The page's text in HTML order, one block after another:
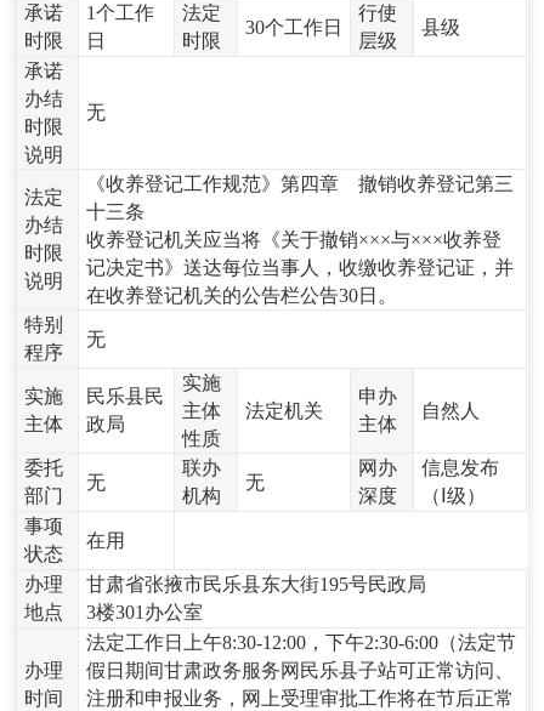
承诺
时限
1个工作
日
法定
时限
30个工作日
行使
层级
县级
承诺
办结
时限
说明
无
法定
办结
时限
说明
《收养登记工作规范》第四章 撤销收养登记第三
十三条
收养登记机关应当将《关于撤销×××与×××收养登
记决定书》送达每位当事人，收缴收养登记证，并
在收养登记机关的公告栏公告30日。
特别
程序
无
实施
主体
民乐县民
政局
实施
主体
性质
法定机关
申办
主体
自然人
委托
部门
无
联办
机构
无
网办
深度
信息发布
（Ⅰ级）
事项
状态
在用
办理
地点
甘肃省张掖市民乐县东大街195号民政局
3楼301办公室
办理
时间
法定工作日上午8:30-12:00，下午2:30-6:00（法定节
假日期间甘肃政务服务网民乐县子站可正常访问、
注册和申报业务，网上受理审批工作将在节后正常